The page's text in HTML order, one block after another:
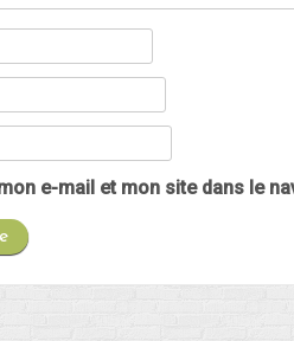
e-mail et mon site dans le